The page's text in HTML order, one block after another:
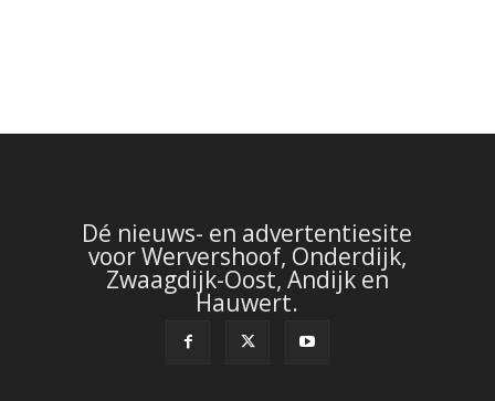
Dé nieuws- en advertentiesite
voor Wervershoof, Onderdijk,
Zwaagdijk-Oost, Andijk en
Hauwert.